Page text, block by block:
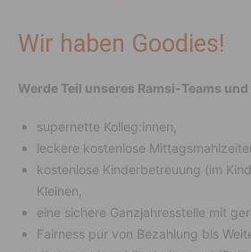
Wir haben Goodies!
Werde Teil unseres Ramsi-Teams
supernette Kolleg:innen,
leckere kostenlose
kostenlose Kinderbetreuung (im
Kleinen,
eine sichere Ganzjahresstelle mit
Fairness pur von Bezahlung bis